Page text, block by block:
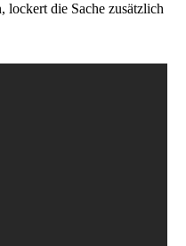
lockert die Sache zusätzlich